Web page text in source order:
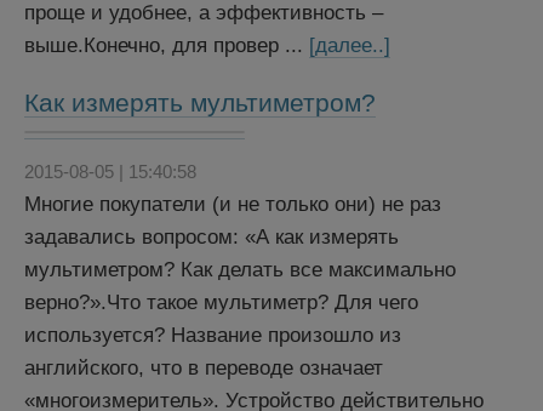
проще и удобнее, а эффективность –
выше.Конечно, для провер ... [далее..]
Как измерять мультиметром?
2015-08-05 | 15:40:58
Многие покупатели (и не только они) не раз
задавались вопросом: «А как измерять
мультиметром? Как делать все максимально
верно?».Что такое мультиметр? Для чего
используется? Название произошло из
английского, что в переводе означает
«многоизмеритель». Устройство действительно